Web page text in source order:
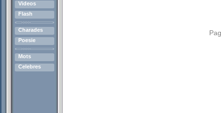
Videos
Flash
Charades
Poesie
Mots
Celebres